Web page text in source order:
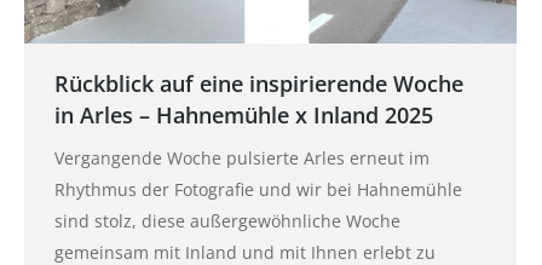
Rückblick auf eine inspirierende Woche
in Arles – Hahnemühle x Inland 2025
Vergangende Woche pulsierte Arles erneut im
Rhythmus der Fotografie und wir bei Hahnemühle
sind stolz, diese außergewöhnliche Woche
gemeinsam mit Inland und mit Ihnen erlebt zu